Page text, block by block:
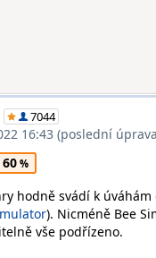
7044
16:43 (poslední
60
hodně svádí k
). Nicméně Bee
vše podřízeno.